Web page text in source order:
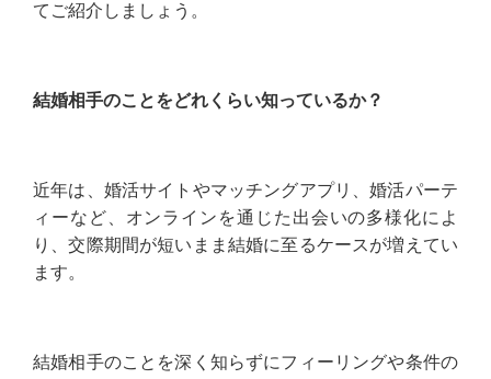
てご紹介しましょう。
結婚相手のことをどれくらい知っているか？
近年は、婚活サイトやマッチングアプリ、婚活パーテ
ィーなど、オンラインを通じた出会いの多様化によ
り、交際期間が短いまま結婚に至るケースが増えてい
ます。
結婚相手のことを深く知らずにフィーリングや条件の